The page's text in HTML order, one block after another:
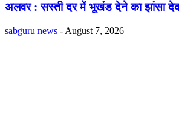
अलवर : सस्ती दर में भूखंंड देने का झांसा
sabguru news - August 7, 2026